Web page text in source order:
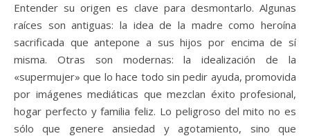
Entender su origen es clave para desmontarlo. Algunas
raíces son antiguas: la idea de la madre como heroína
sacrificada que antepone a sus hijos por encima de sí
misma. Otras son modernas: la idealización de la
«supermujer» que lo hace todo sin pedir ayuda, promovida
por imágenes mediáticas que mezclan éxito profesional,
hogar perfecto y familia feliz. Lo peligroso del mito no es
sólo que genere ansiedad y agotamiento, sino que